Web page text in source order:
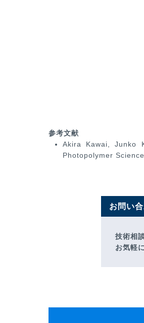
参考文献
Akira Kawai, Junko
Photopolymer
お問い
技術相
お気軽